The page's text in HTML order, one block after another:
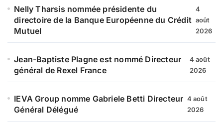
Nelly Tharsis nommée présidente du
directoire de la Banque Européenne du Crédit
Mutuel
4
août
2026
Jean-Baptiste Plagne est nommé Directeur
général de Rexel France
4 août
2026
IEVA Group nomme Gabriele Betti Directeur
Général Délégué
4 août
2026